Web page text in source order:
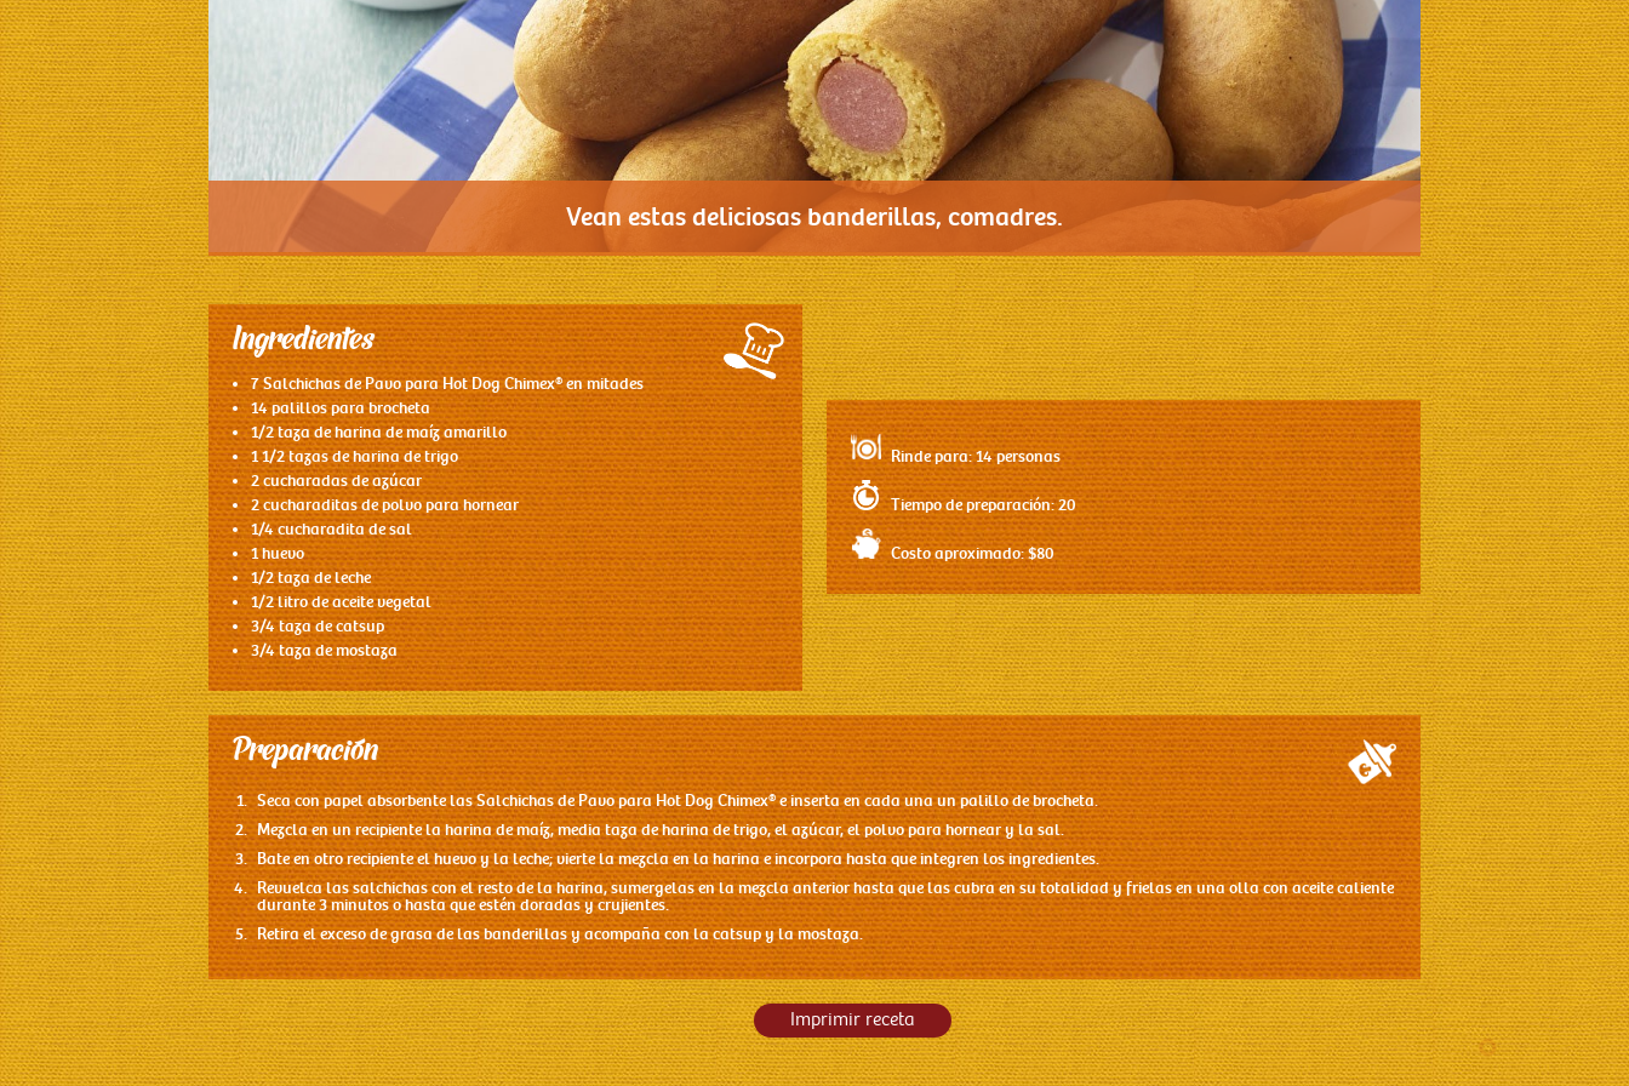
Vean estas deliciosas banderillas, comadres.
Ingredientes
7Salchichas de Pavo para Hot Dog Chimex®en mitades
14 palillos para brocheta
1/2 taza de harina de maíz amarillo
1 1/2 tazas de harina de trigo
2 cucharadas de azúcar
2 cucharaditas de polvo para hornear
1/4 cucharadita de sal
1 huevo
1/2 taza de leche
1/2 litro de aceite vegetal
3/4 taza de catsup
3/4 taza de mostaza
Rinde para: 14 personas
Tiempo de preparación: 20
Costo aproximado: $80
Preparación
Seca con papel absorbente lasSalchichas de Pavo para Hot Dog Chimex®e inserta en cada una un palillo de brocheta.
Mezcla en un recipiente la harina de maíz, media taza de harina de trigo, el azúcar, el polvo para hornear y la sal.
Bate en otro recipiente el huevo y la leche; vierte la mezcla en la harina e incorpora hasta que integren los ingredientes.
Revuelca las salchichas con el resto de la harina, sumergelas en la mezcla anterior hasta que las cubra en su totalidad y frielas en una olla con aceite caliente
durante 3 minutos o hasta que estén doradas y crujientes.
Retira el exceso de grasa de las banderillas y acompaña con la catsup y la mostaza.
Imprimir receta